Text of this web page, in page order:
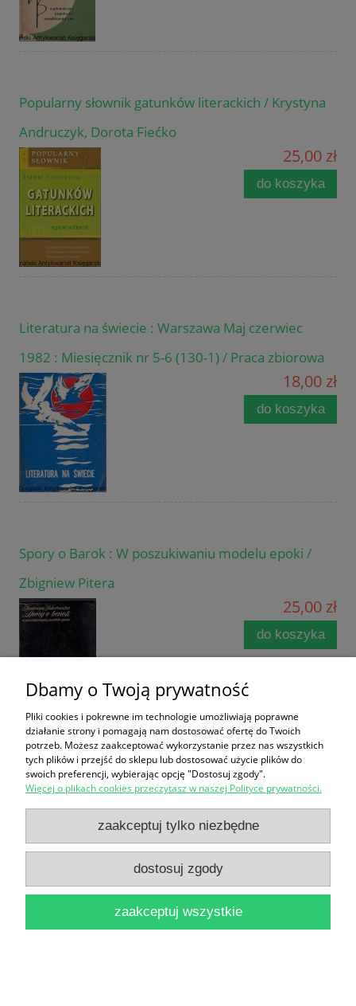
Popularny słownik gatunków literackich / Krystyna
Andruczyk, Dorota Fiećko
25,00 zł
do koszyka
Literatura na świecie : Warszawa Maj czerwiec
1982 : Miesięcznik nr 5-6 (130-1) / Praca zbiorowa
18,00 zł
do koszyka
Spory o Barok : W poszukiwaniu modelu epoki /
Zbigniew Pitera
25,00 zł
do koszyka
Hauptmanniana / Karol Koczy
19,00 zł
do koszyka
Dbamy o Twoją prywatność
Pliki cookies i pokrewne im technologie umożliwiają poprawne
działanie strony i pomagają nam dostosować ofertę do Twoich
potrzeb. Możesz zaakceptować wykorzystanie przez nas wszystkich
tych plików i przejść do sklepu lub dostosować użycie plików do
swoich preferencji, wybierając opcję "Dostosuj zgody".
Więcej o plikach cookies przeczytasz w naszej Polityce prywatności.
zaakceptuj tylko niezbędne
dostosuj zgody
zaakceptuj wszystkie